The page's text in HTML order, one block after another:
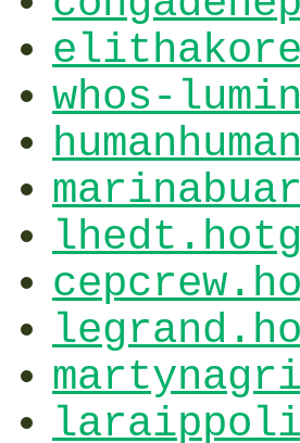
whos-